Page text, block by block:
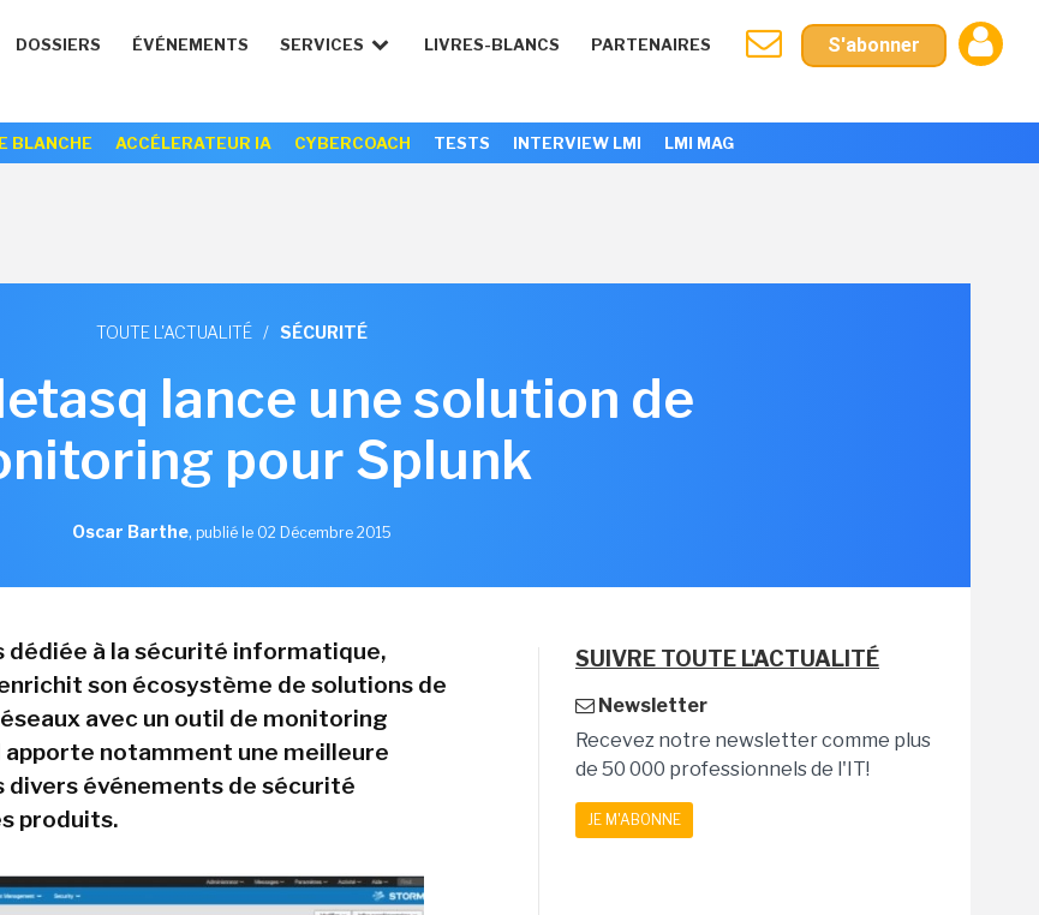
DOSSIERS ÉVÉNEMENTS SERVICES LIVRES-BLANCS PARTENAIRES S'abonner
BLANCHE ACCÉLERATEUR IA CYBERCOACH TESTS INTERVIEW LMI LMI MAG
TOUTE L'ACTUALITÉ / SÉCURITÉ
lance une solution de
pour Splunk
Oscar Barthe, publié le 02 Décembre 2015
dédiée à la sécurité informatique,
son écosystème de solutions de
avec un outil de monitoring
apporte notamment une meilleure
divers événements de sécurité
produits.
SUIVRE TOUTE L'ACTUALITÉ
Newsletter
Recevez notre newsletter comme plus
de 50 000 professionnels de l'IT!
JE M'ABONNE